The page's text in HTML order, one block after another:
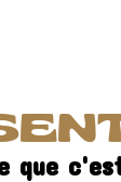
que